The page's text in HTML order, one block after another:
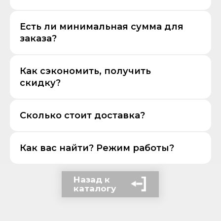
Есть ли минимальная сумма для
заказа?
Как сэкономить, получить
скидку?
Сколько стоит доставка?
Как вас найти? Режим работы?
Назад к
каталогу